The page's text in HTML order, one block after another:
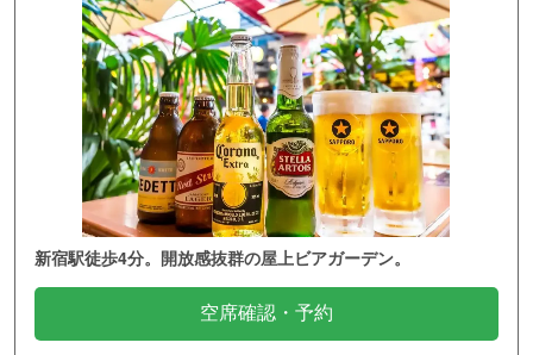
新宿駅徒歩4分。開放感抜群の屋上ビアガーデン。
空席確認・予約